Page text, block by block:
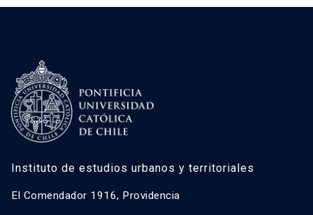
Instituto de estudios urbanos y territoriales
El Comendador 1916, Providencia